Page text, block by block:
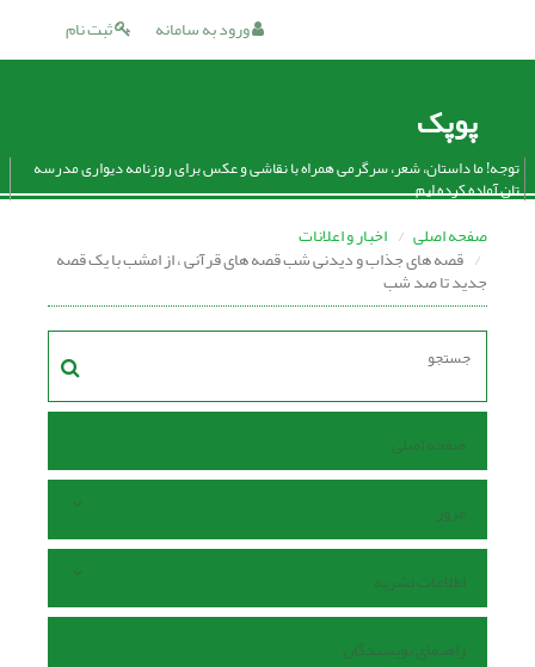
ثبت نام ورود به سامانه
پوپک
توجه! ما داستان، شعر، سرگرمی همراه با نقاشی و عکس برای روزنامه دیواری مدرسه
تان آماده کرده ایم.
صفحه اصلی اخبار و اعلانات
قصه های جذاب و دیدنی شب قصه های قرآنی ، از امشب با یک قصه
جدید تا صد شب
صفحه اصلی
مرور
اطلاعات نشریه
راهنمای نویسندگان